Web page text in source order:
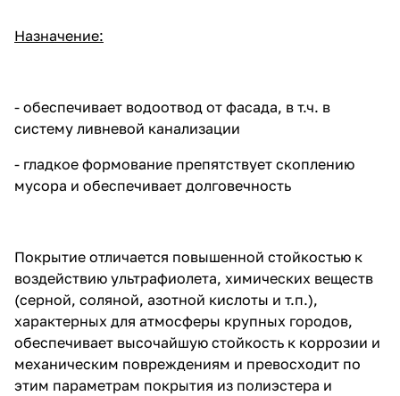
Назначение:
- обеспечивает водоотвод от фасада, в т.ч. в
систему ливневой канализации
- гладкое формование препятствует скоплению
мусора и обеспечивает долговечность
Покрытие отличается повышенной стойкостью к
воздействию ультрафиолета, химических веществ
(серной, соляной, азотной кислоты и т.п.),
характерных для атмосферы крупных городов,
обеспечивает высочайшую стойкость к коррозии и
механическим повреждениям и превосходит по
этим параметрам покрытия из полиэстера и